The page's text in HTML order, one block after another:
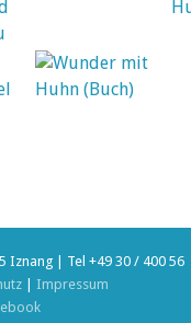
Iznang | Tel +49 30 / 400 56
| Impressum